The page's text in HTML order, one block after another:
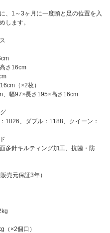
、1～3ヶ月に一度頭と足の位置を入
します。
さ16cm
（×2枚）
、幅97×長さ195×高さ16cm
1026、ダブル：1188、クイーン：
多針キルティング加工、抗菌・防
売元保証3年）
×2個口）